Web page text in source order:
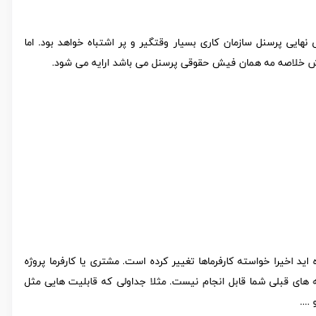
پرسنل سازمان کاری بسیار وقتگیر و پر اشتباه خواهد بود. اما
خلاصه مه همان فیش حقوقی پرسنل می باشد ارایه می شود.
خواسته کارفرماها تغییر کرده است. مشتری یا کارفرما پروژه
های قبلی شما قابل انجام نیست. مثلا جداولی که قابلیت هایی مثل
....